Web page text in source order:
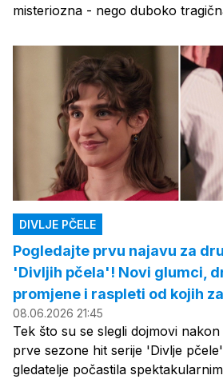
misteriozna - nego duboko
DIVLJE PČELE
Pogledajte prvu najavu za
'Divljih pčela'! Novi glumci,
promjene i raspleti od kojih
08.06.2026 21:45
Tek što su se slegli dojmovi
prve sezone hit serije 'Divlje
gledatelje počastila